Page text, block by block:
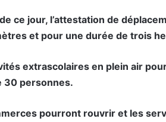
ce jour, l’attestation de
et pour une durée de trois
extrascolaires en plein air
30 personnes.
pourront rouvrir et les